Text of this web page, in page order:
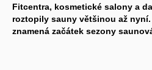
Fitcentra, kosmetické salony a
roztopily sauny většinou až
znamená začátek sezony